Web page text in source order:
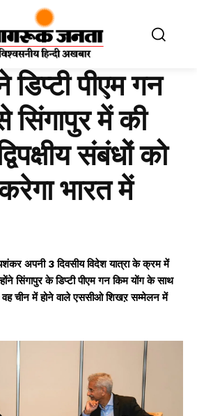
पीएम गन
सिंगापुर में की
संबंधों को
भारत में
अपनी 3 दिवसीय विदेश यात्रा के क्रम में
सिंगापुर के डिप्टी पीएम गन किम योंग के साथ
वह चीन में होने वाले एससीओ शिखऱ सम्मेलन में